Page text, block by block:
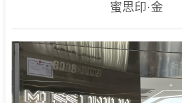
蜜思印·金